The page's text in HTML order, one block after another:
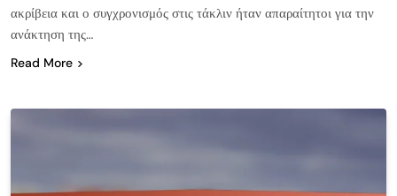
ακρίβεια και ο συγχρονισμός στις τάκλιν ήταν απαραίτητοι για την
ανάκτηση της…
Read More